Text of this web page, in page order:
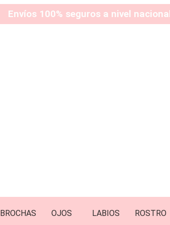
Envíos 100% seguros a nivel nacional
BROCHAS OJOS LABIOS ROSTRO